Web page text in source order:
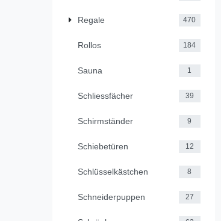
Regale 470
Rollos 184
Sauna 1
Schliessfächer 39
Schirmständer 9
Schiebetüren 12
Schlüsselkästchen 8
Schneiderpuppen 27